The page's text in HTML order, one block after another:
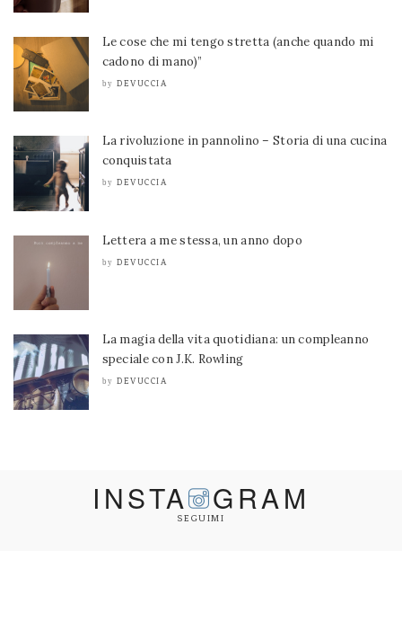
Le cose che mi tengo stretta (anche quando mi
cadono di mano)”
by DEVUCCIA
La rivoluzione in pannolino – Storia di una cucina
conquistata
by DEVUCCIA
Lettera a me stessa, un anno dopo
by DEVUCCIA
La magia della vita quotidiana: un compleanno
speciale con J.K. Rowling
by DEVUCCIA
INSTA GRAM
SEGUIMI